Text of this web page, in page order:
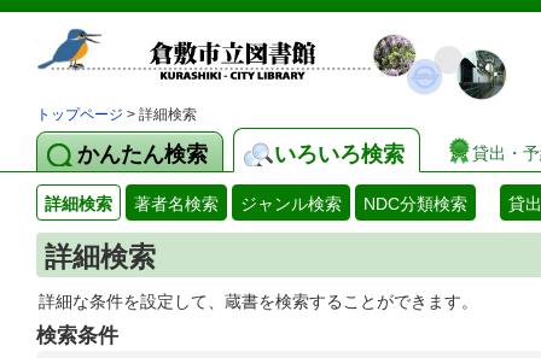
トップページ > 詳細検索
かんたん検索 いろいろ検索 貸出・
詳細検索 著者名検索 ジャンル検索 NDC分類検索 貸
詳細検索
詳細な条件を設定して、蔵書を検索することができます。
検索条件